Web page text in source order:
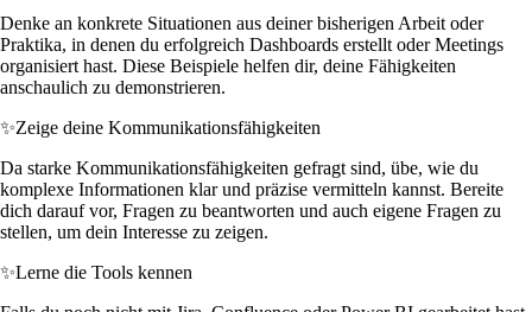
Denke an konkrete Situationen aus deiner bisherigen Arbeit oder
Praktika, in denen du erfolgreich Dashboards erstellt oder Meetings
organisiert hast. Diese Beispiele helfen dir, deine Fähigkeiten
anschaulich zu demonstrieren.
✨Zeige deine Kommunikationsfähigkeiten
Da starke Kommunikationsfähigkeiten gefragt sind, übe, wie du
komplexe Informationen klar und präzise vermitteln kannst. Bereite
dich darauf vor, Fragen zu beantworten und auch eigene Fragen zu
stellen, um dein Interesse zu zeigen.
✨Lerne die Tools kennen